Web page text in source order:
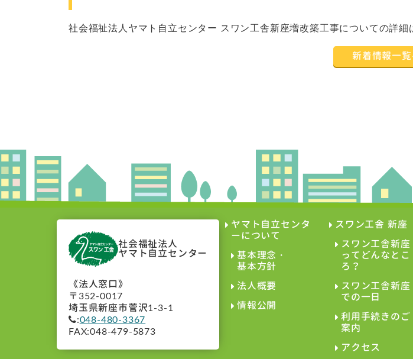
社会福祉法人ヤマト自立センター スワン工舎新座増改築工事についての詳細
新着情報一覧
社会福祉法人
ヤマト自立センター
《法人窓口》
〒352-0017
埼玉県新座市菅沢1-3-1
:048-480-3367
FAX:048-479-5873
ヤマト自立センタ
ーについて
基本理念・
基本方針
法人概要
情報公開
スワン工舎 新座
スワン工舎新座
ってどんなとこ
ろ？
スワン工舎新座
での一日
利用手続きのご
案内
アクセス